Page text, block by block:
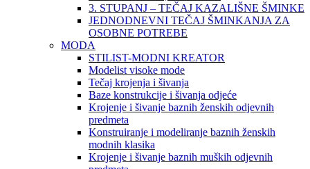
3. STUPANJ – TEČAJ KAZALIŠNE ŠMINKE
JEDNODNEVNI TEČAJ ŠMINKANJA ZA
OSOBNE POTREBE
MODA
STILIST-MODNI KREATOR
Modelist visoke mode
Tečaj krojenja i šivanja
Baze konstrukcije i šivanja odjeće
Krojenje i šivanje baznih ženskih odjevnih
predmeta
Konstruiranje i modeliranje baznih ženskih
modnih klasika
Krojenje i šivanje baznih muških odjevnih